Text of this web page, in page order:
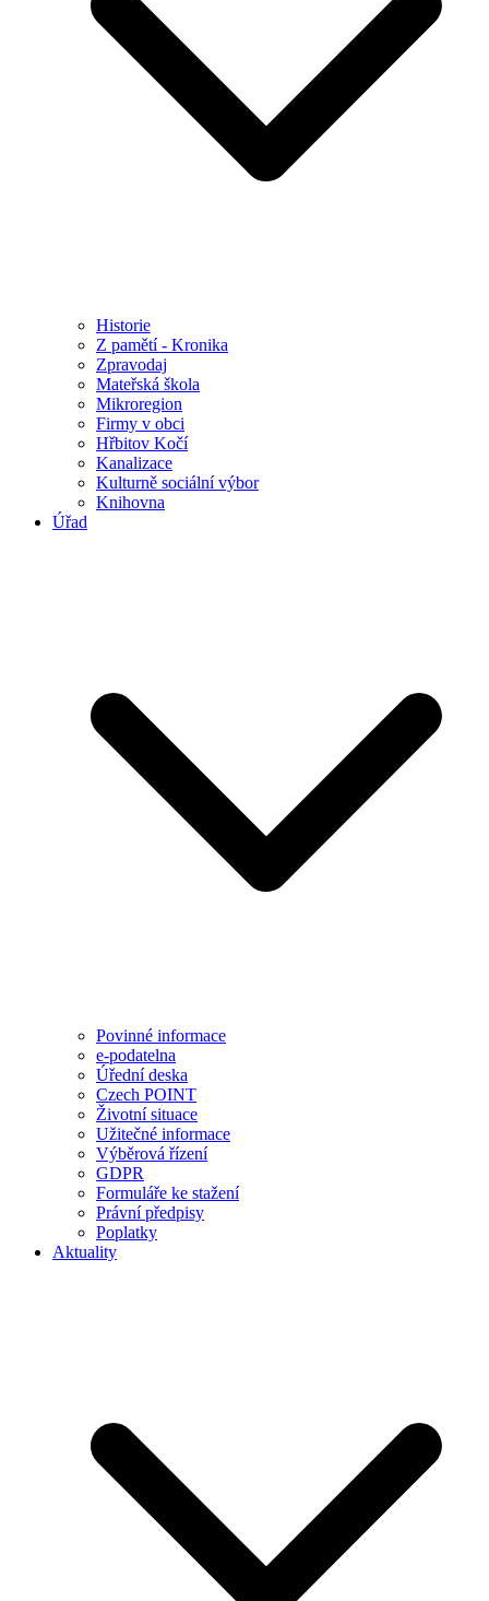
Historie
Z pamětí - Kronika
Zpravodaj
Mateřská škola
Mikroregion
Firmy v obci
Hřbitov Kočí
Kanalizace
Kulturně sociální výbor
Knihovna
Úřad
Povinné informace
e-podatelna
Úřední deska
Czech POINT
Životní situace
Užitečné informace
Výběrová řízení
GDPR
Formuláře ke stažení
Právní předpisy
Poplatky
Aktuality